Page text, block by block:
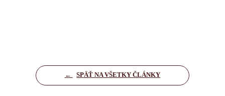
← SPÄŤ NA VŠETKY ČLÁNKY